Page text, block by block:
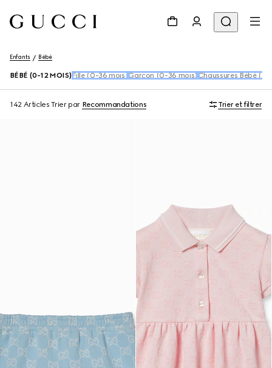
Enfants Bébé
BÉBÉ (0-12 MOIS) Fille (0-36 mois) Garçon (0-36 mois) Chaussures Bébé
142 Articles Trier par Recommandations Trier et filtrer